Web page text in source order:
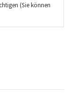
(Sie können